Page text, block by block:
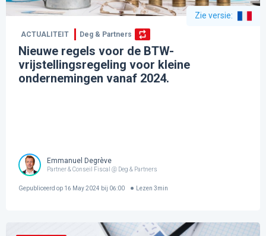
Zie versie:
ACTUALITEIT Deg & Partners
Nieuwe regels voor de BTW-
vrijstellingsregeling voor kleine
ondernemingen vanaf 2024.
Emmanuel Degrève
Partner & Conseil Fiscal @ Deg & Partners
Gepubliceerd op 16 May 2024 bij 06:00 Lezen 3min